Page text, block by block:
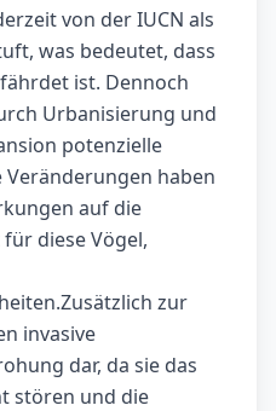
von der IUCN als
was bedeutet, dass
ist. Dennoch
Urbanisierung und
potenzielle
Veränderungen haben
auf die
diese Vögel,
zur
invasive
dar, da sie das
stören und die